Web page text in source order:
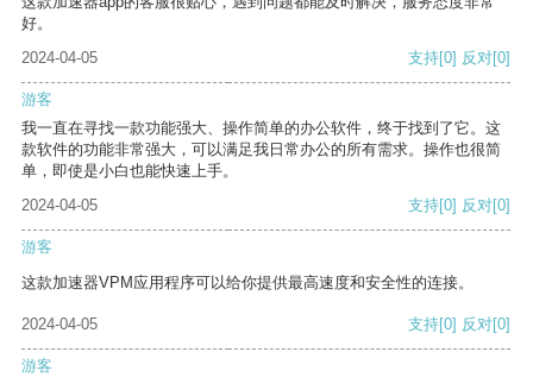
好。
2024-04-05
支持[0] 反对[0]
游客
我一直在寻找一款功能强大、操作简单的办公软件，终于找到了它。这
款软件的功能非常强大，可以满足我日常办公的所有需求。操作也很简
单，即使是小白也能快速上手。
2024-04-05
支持[0] 反对[0]
游客
这款加速器VPM应用程序可以给你提供最高速度和安全性的连接。
2024-04-05 支持[0] 反对[0]
游客